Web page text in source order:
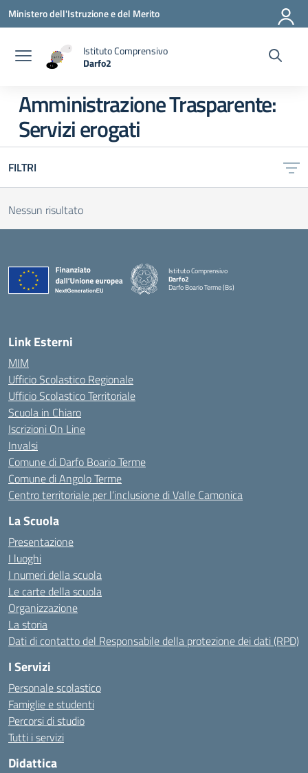
Vai ai contenuti
Vai al menu di navigazione
Vai al footer
Ministero dell'Istruzione e del Merito
Istituto Comprensivo
Darfo2
Amministrazione Trasparente:
Servizi erogati
FILTRI
Nessun risultato
Istituto Comprensivo
Darfo2
Darfo Boario Terme (Bs)
Link Esterni
MIM
Ufficio Scolastico Regionale
Ufficio Scolastico Territoriale
Scuola in Chiaro
Iscrizioni On Line
Invalsi
Comune di Darfo Boario Terme
Comune di Angolo Terme
Centro territoriale per l’inclusione di Valle Camonica
La Scuola
Presentazione
I luoghi
I numeri della scuola
Le carte della scuola
Organizzazione
La storia
Dati di contatto del Responsabile della protezione dei dati (RPD)
I Servizi
Personale scolastico
Famiglie e studenti
Percorsi di studio
Tutti i servizi
Didattica